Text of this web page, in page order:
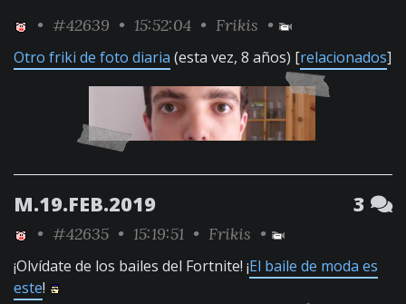
• #42639 • 15:52:04 • Frikis •
Otro friki de foto diaria (esta vez, 8 años) [relacionados]
M.19.FEB.2019 3
• #42635 • 15:19:51 • Frikis •
¡Olvídate de los bailes del Fortnite! ¡El baile de moda es
este!